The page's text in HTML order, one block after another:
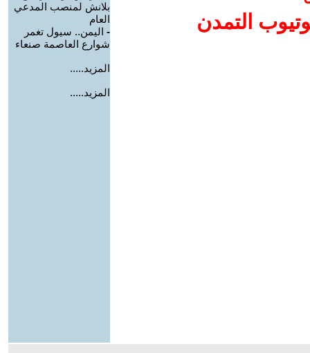
التمدن
بلانش لمنصب المدعي
العام
- اليمن.. سيول تغمر
شوارع العاصمة صنعاء
المزيد.....
المزيد.....